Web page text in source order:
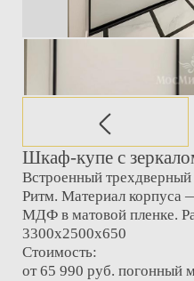
Шкаф-купе с
Встроенный
Ритм. Материал
МДФ в матовой пленке.
3300х2500х650
Стоимость:
от 65 990 руб. погонный